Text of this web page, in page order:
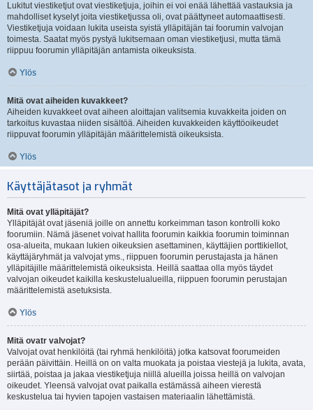
Lukitut viestiketjut ovat viestiketjuja, joihin ei voi enää lähettää vastauksia ja
mahdolliset kyselyt joita viestiketjussa oli, ovat päättyneet automaattisesti.
Viestiketjuja voidaan lukita useista syistä ylläpitäjän tai foorumin valvojan
toimesta. Saatat myös pystyä lukitsemaan oman viestiketjusi, mutta tämä
riippuu foorumin ylläpitäjän antamista oikeuksista.
Ylös
Mitä ovat aiheiden kuvakkeet?
Aiheiden kuvakkeet ovat aiheen aloittajan valitsemia kuvakkeita joiden on
tarkoitus kuvastaa niiden sisältöä. Aiheiden kuvakkeiden käyttöoikeudet
riippuvat foorumin ylläpitäjän määrittelemistä oikeuksista.
Ylös
Käyttäjätasot ja ryhmät
Mitä ovat ylläpitäjät?
Ylläpitäjät ovat jäseniä joille on annettu korkeimman tason kontrolli koko
foorumiin. Nämä jäsenet voivat hallita foorumin kaikkia foorumin toiminnan
osa-alueita, mukaan lukien oikeuksien asettaminen, käyttäjien porttikiellot,
käyttäjäryhmät ja valvojat yms., riippuen foorumin perustajasta ja hänen
ylläpitäjille määrittelemistä oikeuksista. Heillä saattaa olla myös täydet
valvojan oikeudet kaikilla keskustelualueilla, riippuen foorumin perustajan
määrittelemistä asetuksista.
Ylös
Mitä ovatr valvojat?
Valvojat ovat henkilöitä (tai ryhmä henkilöitä) jotka katsovat foorumeiden
perään päivittäin. Heillä on on valta muokata ja poistaa viestejä ja lukita, avata,
siirtää, poistaa ja jakaa viestiketjuja niillä alueilla joissa heillä on valvojan
oikeudet. Yleensä valvojat ovat paikalla estämässä aiheen vierestä
keskustelua tai hyvien tapojen vastaisen materiaalin lähettämistä.